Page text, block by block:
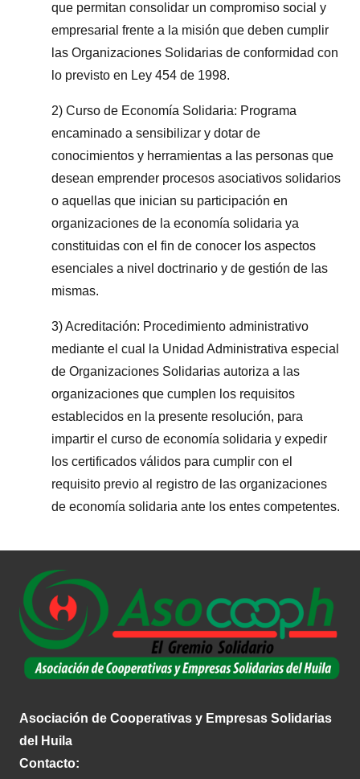
que permitan consolidar un compromiso social y
empresarial frente a la misión que deben cumplir
las Organizaciones Solidarias de conformidad con
lo previsto en Ley 454 de 1998.
2) Curso de Economía Solidaria: Programa
encaminado a sensibilizar y dotar de
conocimientos y herramientas a las personas que
desean emprender procesos asociativos solidarios
o aquellas que inician su participación en
organizaciones de la economía solidaria ya
constituidas con el fin de conocer los aspectos
esenciales a nivel doctrinario y de gestión de las
mismas.
3) Acreditación: Procedimiento administrativo
mediante el cual la Unidad Administrativa especial
de Organizaciones Solidarias autoriza a las
organizaciones que cumplen los requisitos
establecidos en la presente resolución, para
impartir el curso de economía solidaria y expedir
los certificados válidos para cumplir con el
requisito previo al registro de las organizaciones
de economía solidaria ante los entes competentes.
Asociación de Cooperativas y Empresas Solidarias
del Huila
Contacto: